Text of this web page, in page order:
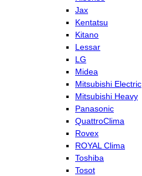
Jax
Kentatsu
Kitano
Lessar
LG
Midea
Mitsubishi Electric
Mitsubishi Heavy
Panasonic
QuattroClima
Rovex
ROYAL Clima
Toshiba
Tosot